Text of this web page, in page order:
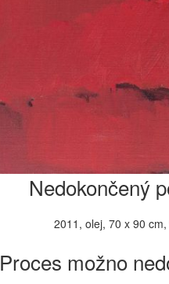
Nedokončený
2011, olej, 70 x 90
Proces možno